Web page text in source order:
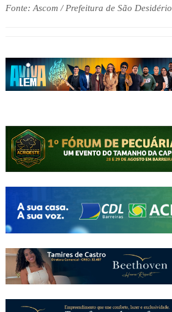
Fonte: Ascom / Prefeitura de São Desidério